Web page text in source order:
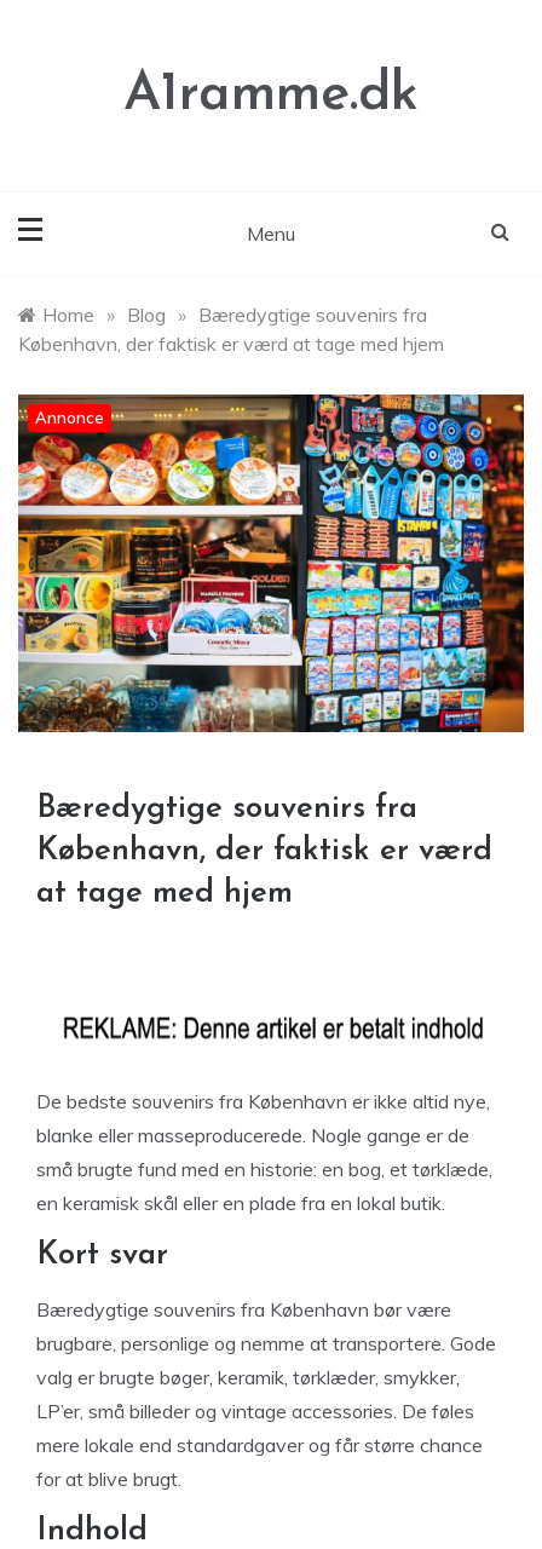
A1ramme.dk
Menu
Home » Blog » Bæredygtige souvenirs fra
København, der faktisk er værd at tage med hjem
Annonce
Bæredygtige souvenirs fra
København, der faktisk er værd
at tage med hjem
De bedste souvenirs fra København er ikke altid nye,
blanke eller masseproducerede. Nogle gange er de
små brugte fund med en historie: en bog, et tørklæde,
en keramisk skål eller en plade fra en lokal butik.
Kort svar
Bæredygtige souvenirs fra København bør være
brugbare, personlige og nemme at transportere. Gode
valg er brugte bøger, keramik, tørklæder, smykker,
LP’er, små billeder og vintage accessories. De føles
mere lokale end standardgaver og får større chance
for at blive brugt.
Indhold